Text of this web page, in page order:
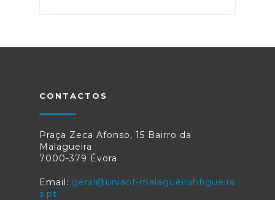
CONTACTOS
Praça Zeca Afonso, 15 Bairro da
Malagueira
7000-379 Évora
Email: geral@uniaof-malagueirahfigueira
s.pt